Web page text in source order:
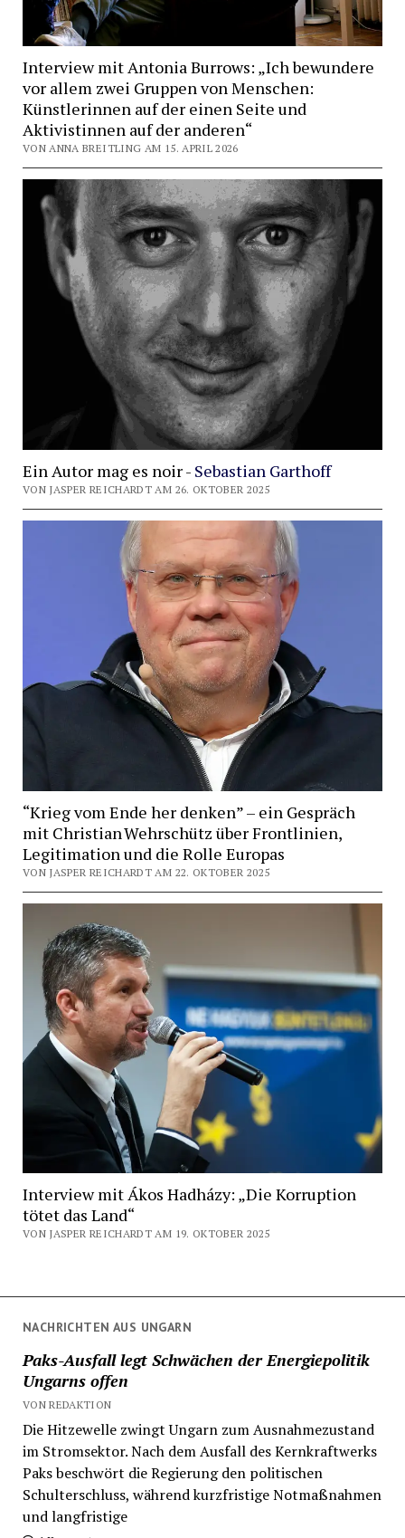
NACHRICHTEN AUS UNGARN
Paks-Ausfall legt Schwächen der Energiepolitik
Ungarns offen
VON REDAKTION
Die Hitzewelle zwingt Ungarn zum Ausnahmezustand
im Stromsektor. Nach dem Ausfall des Kernkraftwerks
Paks beschwört die Regierung den politischen
Schulterschluss, während kurzfristige Notmaßnahmen
und langfristige
Interview mit Antonia Burrows: „Ich bewundere
vor allem zwei Gruppen von Menschen:
Künstlerinnen auf der einen Seite und
Aktivistinnen auf der anderen“
VON ANNA BREITLING AM 15. APRIL 2026
Ein Autor mag es noir - Sebastian Garthoff
VON JASPER REICHARDT AM 26. OKTOBER 2025
“Krieg vom Ende her denken” – ein Gespräch
mit Christian Wehrschütz über Frontlinien,
Legitimation und die Rolle Europas
VON JASPER REICHARDT AM 22. OKTOBER 2025
Interview mit Ákos Hadházy: „Die Korruption
tötet das Land“
VON JASPER REICHARDT AM 19. OKTOBER 2025